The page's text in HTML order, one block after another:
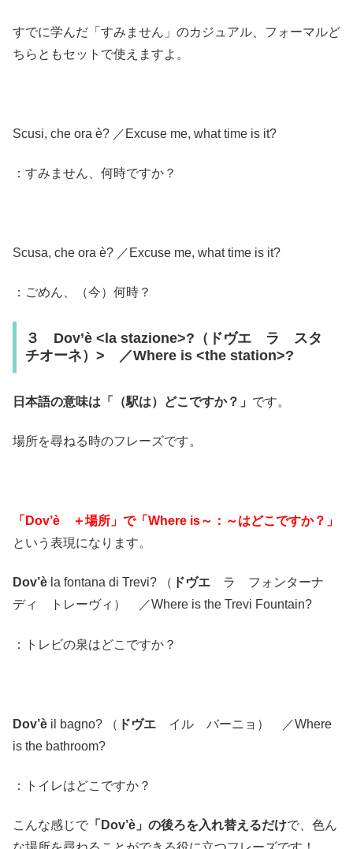
すでに学んだ「すみません」のカジュアル、フォーマルど
ちらともセットで使えますよ。
Scusi, che ora è? ／Excuse me, what time is it?
：すみません、何時ですか？
Scusa, che ora è? ／Excuse me, what time is it?
：ごめん、（今）何時？
３ Dov’è <la stazione>?（ドヴエ ラ スタ
チオーネ）> ／Where is <the station>?
日本語の意味は「（駅は）どこですか？」 です。
場所を尋ねる時のフレーズです。
「Dov’è ＋場所」で「Where is～：～はどこですか？」
という表現になります。
Dov’è la fontana di Trevi? （ ドヴエ ラ フォンターナ
ディ トレーヴィ） ／Where is the Trevi Fountain?
：トレビの泉はどこですか？
Dov’è il bagno? （ ドヴエ イル バーニョ） ／Where
is the bathroom?
：トイレはどこですか？
こんな感じで 「Dov’è」の後ろを入れ替えるだけで、色ん